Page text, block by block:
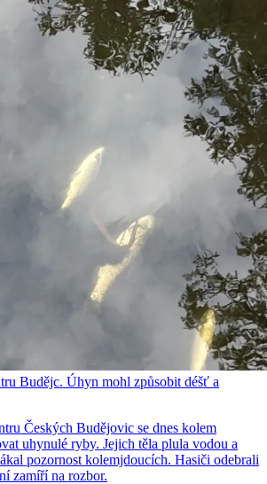
Budějc. Úhyn mohl způsobit déšť a
Českých Budějovic se dnes kolem
uhynulé ryby. Jejich těla plula vodou a
pozornost kolemjdoucích. Hasiči odebrali
zamíří na rozbor.